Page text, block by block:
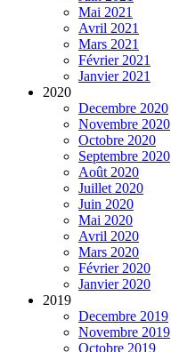
Mai 2021
Avril 2021
Mars 2021
Février 2021
Janvier 2021
2020
Decembre 2020
Novembre 2020
Octobre 2020
Septembre 2020
Août 2020
Juillet 2020
Juin 2020
Mai 2020
Avril 2020
Mars 2020
Février 2020
Janvier 2020
2019
Decembre 2019
Novembre 2019
Octobre 2019